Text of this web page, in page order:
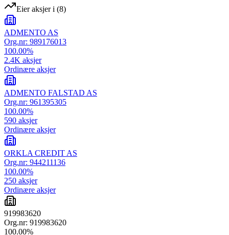
Eier aksjer i (8)
ADMENTO AS
Org.nr: 989176013
100.00%
2.4K aksjer
Ordinære aksjer
ADMENTO FALSTAD AS
Org.nr: 961395305
100.00%
590 aksjer
Ordinære aksjer
ORKLA CREDIT AS
Org.nr: 944211136
100.00%
250 aksjer
Ordinære aksjer
919983620
Org.nr: 919983620
100.00%